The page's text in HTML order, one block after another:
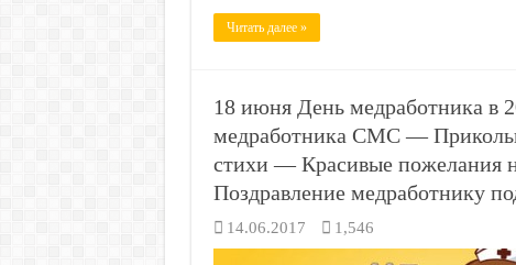
Читать далее »
18 июня День медработника в
медработника СМС —
стихи — Красивые пожелания
Поздравление медработнику
14.06.2017 1,546